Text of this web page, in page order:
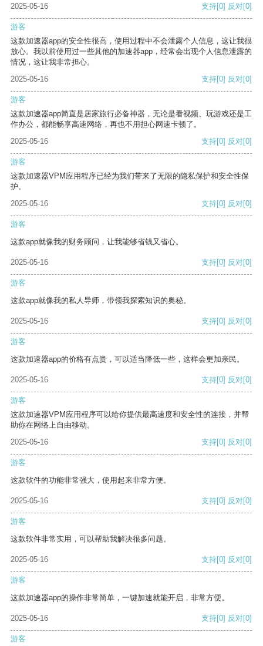
2025-05-16
支持[0] 反对[0]
游客
这款加速器app的安全性很高，使用过程中不会泄露个人信息，这让我很
放心。我以前使用过一些其他的加速器app，经常会出现个人信息泄露的
情况，这让我非常担心。
2025-05-16
支持[0] 反对[0]
游客
这款加速器app简直是居家旅行必备神器，无论是看视频、玩游戏还是工
作办公，都能畅享高速网络，再也不用担心网速卡顿了。
2025-05-16
支持[0] 反对[0]
游客
这款加速器VPM应用程序已经为我们带来了无限的隐私保护和安全性保
护。
2025-05-16
支持[0] 反对[0]
游客
这款app就像我的财务顾问，让我能够省钱又省心。
2025-05-16 支持[0] 反对[0]
游客
这款app就像我的私人导师，带领我探索知识的奥秘。
2025-05-16 支持[0] 反对[0]
游客
这款加速器app的价格有点贵，可以适当降低一些，这样会更加亲民。
2025-05-16 支持[0] 反对[0]
游客
这款加速器VPM应用程序可以给你提供最高速度和安全性的连接，并帮
助你在网络上自由移动。
2025-05-16
支持[0] 反对[0]
游客
这款软件的功能非常强大，使用起来非常方便。
2025-05-16 支持[0] 反对[0]
游客
这款软件非常实用，可以帮助我解决很多问题。
2025-05-16 支持[0] 反对[0]
游客
这款加速器app的操作非常简单，一键加速就能开启，非常方便。
2025-05-16 支持[0] 反对[0]
游客